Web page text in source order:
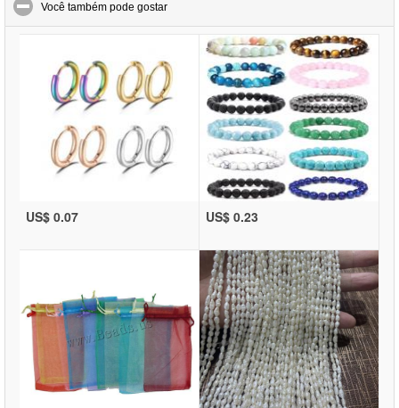
Você também pode gostar
US$ 0.07 US$ 0.23